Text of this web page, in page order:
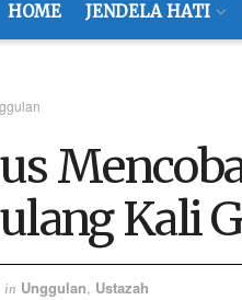
HOME JENDELA HATI
Kali
in Unggulan, Ustazah